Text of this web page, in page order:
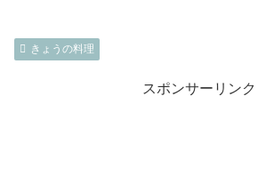
きょうの料理
スポンサーリンク